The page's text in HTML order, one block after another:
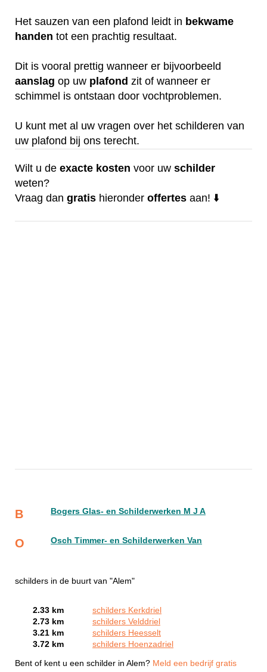
Het sauzen van een plafond leidt in bekwame
handen tot een prachtig resultaat.
Dit is vooral prettig wanneer er bijvoorbeeld
aanslag op uw plafond zit of wanneer er
schimmel is ontstaan door vochtproblemen.
U kunt met al uw vragen over het schilderen van
uw plafond bij ons terecht.
Wilt u de exacte kosten voor uw schilder
weten?
Vraag dan gratis hieronder offertes aan! ⬇️
B Bogers Glas- en Schilderwerken M J A
O Osch Timmer- en Schilderwerken Van
schilders in de buurt van "Alem"
2.33 km
schilders Kerkdriel
2.73 km
schilders Velddriel
3.21 km
schilders Heesselt
3.72 km
schilders Hoenzadriel
Bent of kent u een schilder in Alem? Meld een bedrijf gratis